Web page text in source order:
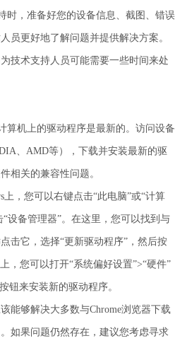
时，准备好您的设备信息、截图、错误
员更好地了解问题并提供解决方案。
技术支持人员可能需要一些时间来处
算机上的驱动程序是最新的。访问设备
、AMD等），下载并安装最新的驱
相关的兼容性问题。
，您可以右键点击“此电脑”或“计算
“设备管理器”。在这里，您可以找到与
击它，选择“更新驱动程序”，然后按
，您可以打开“系统偏好设置”>“硬件”
钮来安装新的驱动程序。
能够解决大多数与Chrome浏览器下载
如果问题仍然存在，建议您考虑寻求